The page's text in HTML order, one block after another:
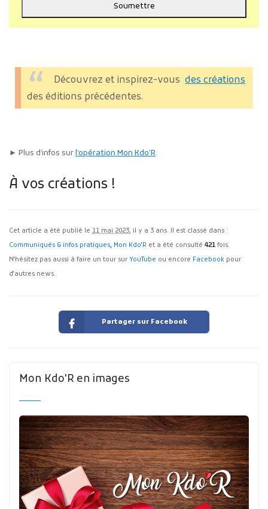
Soumettre
Découvrez et inspirez-vousdes créations
des éditions précédentes.
► Plus d’infos surl’opération Mon Kdo’R
À vos créations !
Cet article a été publié le 11 mai 2023, il y a 3 ans. Il est classé dans :
Communiqués & infos pratiques, Mon Kdo'R et a été consulté 421 fois.
N'hésitez pas aussi à faire un tour sur YouTube ou encore Facebook pour
d'autres news.
Partager sur Facebook
Mon Kdo'R en images